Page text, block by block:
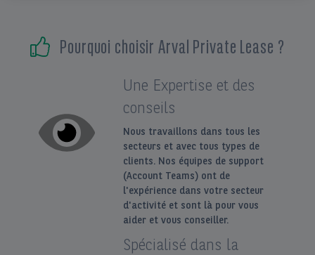
Pourquoi choisir Arval Private Lease ?
Une Expertise et des
conseils
Nous travaillons dans tous les
secteurs et avec tous types de
clients. Nos équipes de support
(Account Teams) ont de
l'expérience dans votre secteur
d'activité et sont là pour vous
aider et vous conseiller.
Spécialisé dans la